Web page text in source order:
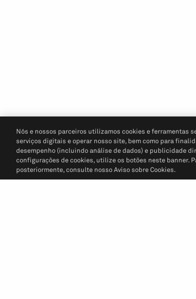
Nós e nossos parceiros utilizamos cookies e ferramentas
serviços digitais e operar nosso site, bem como para
desempenho (incluindo análise de dados) e publicidade
configurações de cookies, utilize os botões neste banner.
posteriormente, consulte nosso Aviso sobre Cookies.